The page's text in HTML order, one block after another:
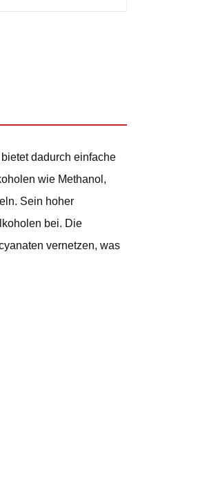
dadurch einfache
wie Methanol,
Sein hoher
bei. Die
vernetzen, was